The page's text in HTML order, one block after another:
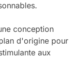
conception
d'origine pour
aux